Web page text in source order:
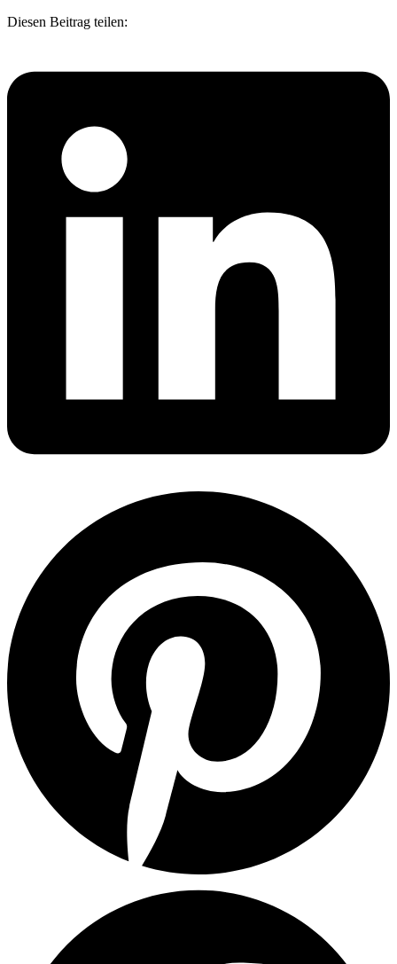
Diesen Beitrag teilen: